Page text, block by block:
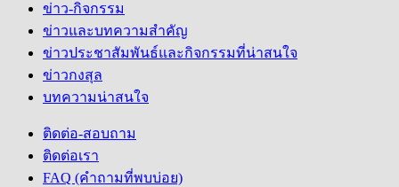
ข่าว-กิจกรรม
ข่าวและบทความสำคัญ
ข่าวประชาสัมพันธ์และกิจกรรมที่น่าสนใจ
ข่าวกงสุล
บทความน่าสนใจ
ติดต่อ-สอบถาม
ติดต่อเรา
FAQ (คำถามที่พบบ่อย)